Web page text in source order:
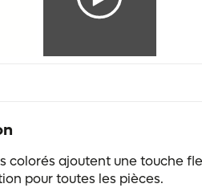
colorés ajoutent une touche
pour toutes les pièces.